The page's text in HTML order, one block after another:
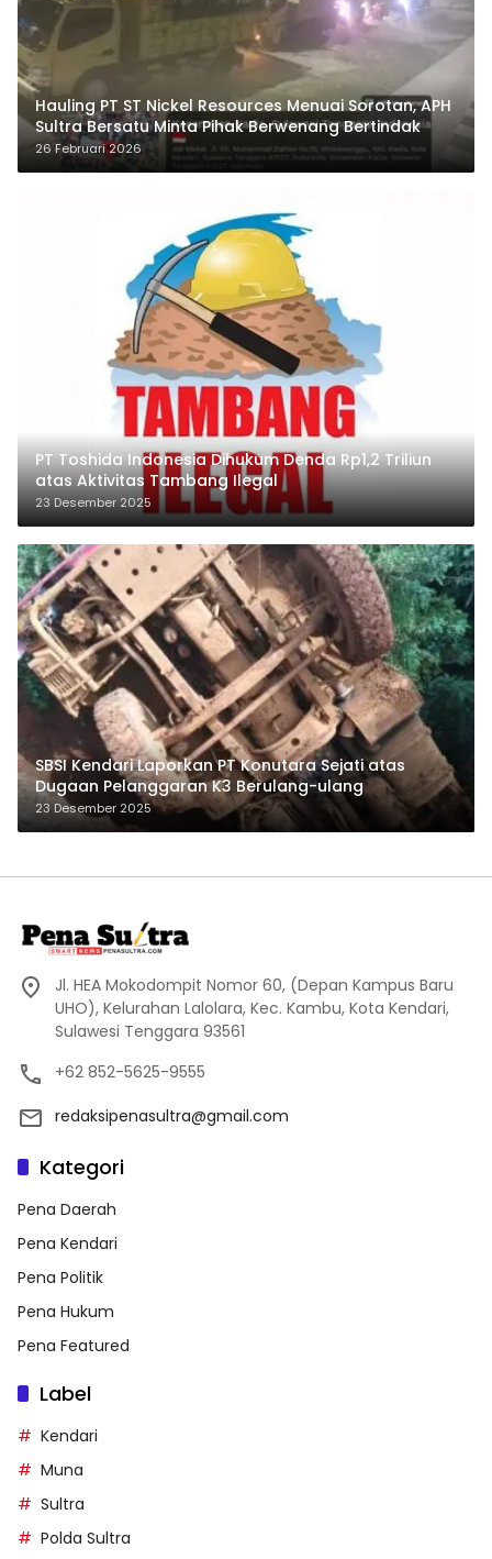
Hauling PT ST Nickel Resources Menuai Sorotan, APH
Sultra Bersatu Minta Pihak Berwenang Bertindak
26 Februari 2026
PT Toshida Indonesia Dihukum Denda Rp1,2 Triliun
atas Aktivitas Tambang Ilegal
23 Desember 2025
SBSI Kendari Laporkan PT Konutara Sejati atas
Dugaan Pelanggaran K3 Berulang-ulang
23 Desember 2025
Jl. HEA Mokodompit Nomor 60, (Depan Kampus Baru
UHO), Kelurahan Lalolara, Kec. Kambu, Kota Kendari,
Sulawesi Tenggara 93561
+62 852-5625-9555
redaksipenasultra@gmail.com
Kategori
Pena Daerah
Pena Kendari
Pena Politik
Pena Hukum
Pena Featured
Label
Kendari
Muna
Sultra
Polda Sultra